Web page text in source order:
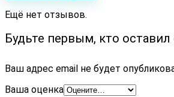
Ещё нет отзывов.
Будьте первым, кто
Ваш адрес email не будет
Ваша оценка